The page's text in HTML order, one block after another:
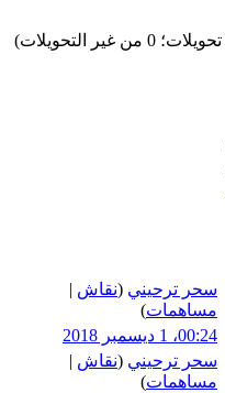
سحر ترحيني (نقاش |
مساهمات)
00:24، 1 ديسمبر 2018
سحر ترحيني (نقاش |
مساهمات)